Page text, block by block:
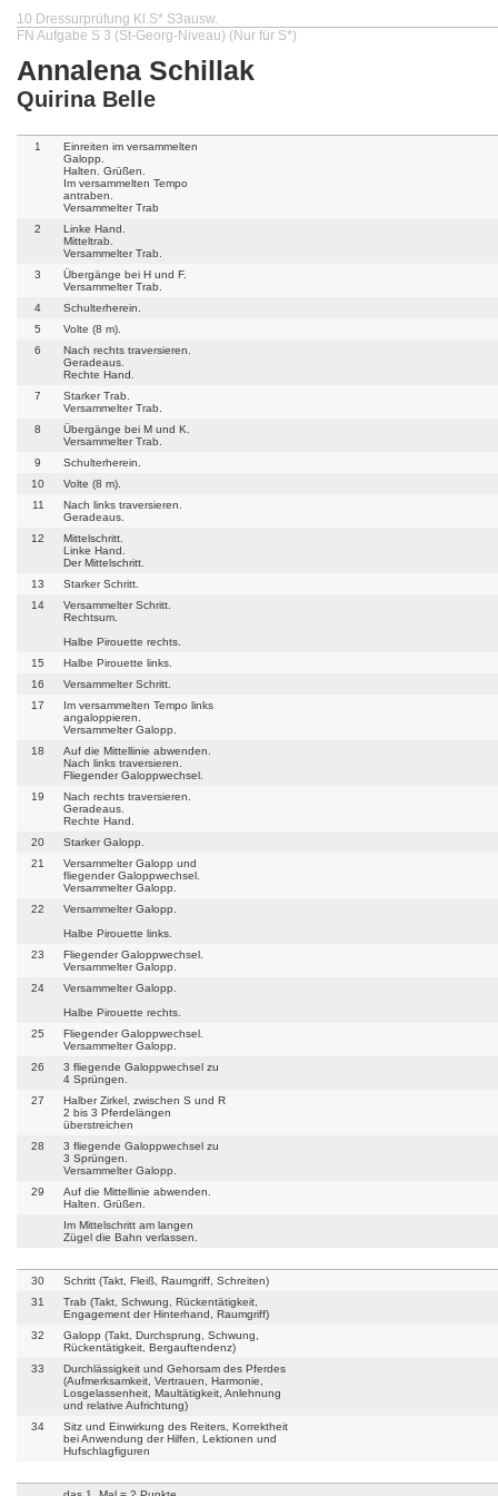
10 Dressurprüfung Kl.S* S3ausw.
FN Aufgabe S 3 (St-Georg-Niveau) (Nur für S*)
Annalena Schillak
Quirina Belle
1
Einreiten im versammelten
Galopp.
Halten. Grüßen.
Im versammelten Tempo
antraben.
Versammelter Trab
2
Linke Hand.
Mitteltrab.
Versammelter Trab.
3
Übergänge bei H und F.
Versammelter Trab.
4
Schulterherein.
5
Volte (8 m).
6
Nach rechts traversieren.
Geradeaus.
Rechte Hand.
7
Starker Trab.
Versammelter Trab.
8
Übergänge bei M und K.
Versammelter Trab.
9
Schulterherein.
10
Volte (8 m).
11
Nach links traversieren.
Geradeaus.
12
Mittelschritt.
Linke Hand.
Der Mittelschritt.
13
Starker Schritt.
14
Versammelter Schritt.
Rechtsum.
Halbe Pirouette rechts.
15
Halbe Pirouette links.
16
Versammelter Schritt.
17
Im versammelten Tempo links
angaloppieren.
Versammelter Galopp.
18
Auf die Mittellinie abwenden.
Nach links traversieren.
Fliegender Galoppwechsel.
19
Nach rechts traversieren.
Geradeaus.
Rechte Hand.
20
Starker Galopp.
21
Versammelter Galopp und
fliegender Galoppwechsel.
Versammelter Galopp.
22
Versammelter Galopp.
Halbe Pirouette links.
23
Fliegender Galoppwechsel.
Versammelter Galopp.
24
Versammelter Galopp.
Halbe Pirouette rechts.
25
Fliegender Galoppwechsel.
Versammelter Galopp.
26
3 fliegende Galoppwechsel zu
4 Sprüngen.
27
Halber Zirkel, zwischen S und R
2 bis 3 Pferdelängen
überstreichen
28
3 fliegende Galoppwechsel zu
3 Sprüngen.
Versammelter Galopp.
29
Auf die Mittellinie abwenden.
Halten. Grüßen.
Im Mittelschritt am langen
Zügel die Bahn verlassen.
30
Schritt (Takt, Fleiß, Raumgriff, Schreiten)
31
Trab (Takt, Schwung, Rückentätigkeit,
Engagement der Hinterhand, Raumgriff)
32
Galopp (Takt, Durchsprung, Schwung,
Rückentätigkeit, Bergauftendenz)
33
Durchlässigkeit und Gehorsam des Pferdes
(Aufmerksamkeit, Vertrauen, Harmonie,
Losgelassenheit, Maultätigkeit, Anlehnung
und relative Aufrichtung)
34
Sitz und Einwirkung des Reiters, Korrektheit
bei Anwendung der Hilfen, Lektionen und
Hufschlagfiguren